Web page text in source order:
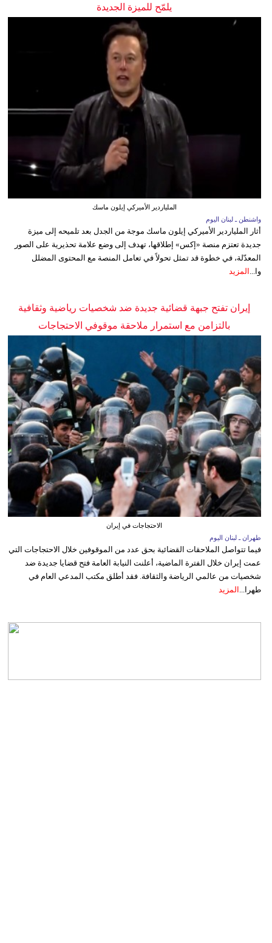
يلمّح للميزة الجديدة
الملياردير الأميركي إيلون ماسك
واشنطن ـ لبنان اليوم
أثار الملياردير الأميركي إيلون ماسك موجة من الجدل بعد تلميحه إلى ميزة
جديدة تعتزم منصة «إكس» إطلاقها، تهدف إلى وضع علامة تحذيرية على الصور
المعدّلة، في خطوة قد تمثل تحولاً في تعامل المنصة مع المحتوى المضلل
وا...
المزيد
إيران تفتح جبهة قضائية جديدة ضد شخصيات رياضية وثقافية
بالتزامن مع استمرار ملاحقة موقوفي الاحتجاجات
الاحتجاجات في إيران
طهران ـ لبنان اليوم
فيما تتواصل الملاحقات القضائية بحق عدد من الموقوفين خلال الاحتجاجات التي
عمت إيران خلال الفترة الماضية، أعلنت النيابة العامة فتح قضايا جديدة ضد
شخصيات من عالمي الرياضة والثقافة. فقد أطلق مكتب المدعي العام في
طهرا... المزيد